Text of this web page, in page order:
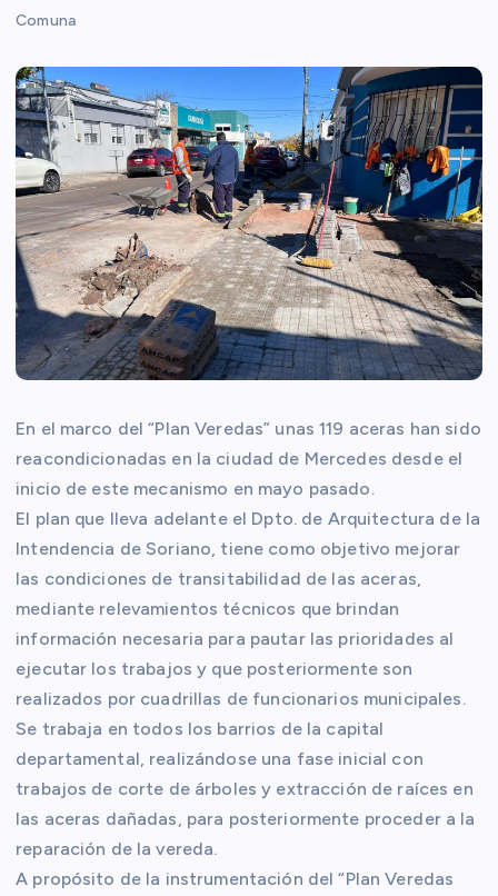
Comuna
En el marco del “Plan Veredas” unas 119 aceras han sido
reacondicionadas en la ciudad de Mercedes desde el
inicio de este mecanismo en mayo pasado.
El plan que lleva adelante el Dpto. de Arquitectura de la
Intendencia de Soriano, tiene como objetivo mejorar
las condiciones de transitabilidad de las aceras,
mediante relevamientos técnicos que brindan
información necesaria para pautar las prioridades al
ejecutar los trabajos y que posteriormente son
realizados por cuadrillas de funcionarios municipales.
Se trabaja en todos los barrios de la capital
departamental, realizándose una fase inicial con
trabajos de corte de árboles y extracción de raíces en
las aceras dañadas, para posteriormente proceder a la
reparación de la vereda.
A propósito de la instrumentación del “Plan Veredas